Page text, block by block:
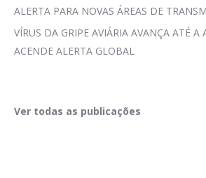
ALERTA PARA NOVAS ÁREAS DE
VÍRUS DA GRIPE AVIÁRIA AVANÇA ATÉ A
ACENDE ALERTA GLOBAL
Ver todas as publicações